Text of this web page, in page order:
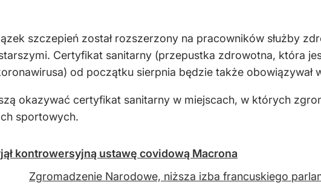
szczepień został rozszerzony na pracowników służby
Certyfikat sanitarny (przepustka zdrowotna, która
od początku sierpnia będzie także obowiązywał
okazywać certyfikat sanitarny w miejscach, w których
sportowych.
kontrowersyjną ustawę covidową Macrona
Zgromadzenie Narodowe, niższa izba francuskiego